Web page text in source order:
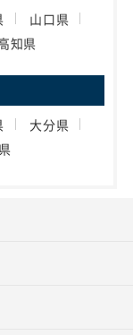
山口県
知県
大分県